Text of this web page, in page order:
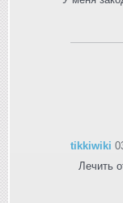
tikkiwiki
Лечить